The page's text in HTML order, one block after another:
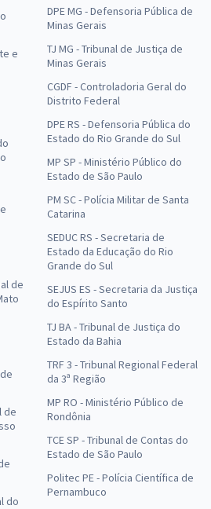
e
de
de
do
DPE MG - Defensoria Pública de
Minas Gerais
TJ MG - Tribunal de Justiça de
Minas Gerais
CGDF - Controladoria Geral do
Distrito Federal
DPE RS - Defensoria Pública do
Estado do Rio Grande do Sul
MP SP - Ministério Público do
Estado de São Paulo
PM SC - Polícia Militar de Santa
Catarina
SEDUC RS - Secretaria de
Estado da Educação do Rio
Grande do Sul
SEJUS ES - Secretaria da Justiça
do Espírito Santo
TJ BA - Tribunal de Justiça do
Estado da Bahia
TRF 3 - Tribunal Regional Federal
da 3ª Região
MP RO - Ministério Público de
Rondônia
TCE SP - Tribunal de Contas do
Estado de São Paulo
Politec PE - Polícia Científica de
Pernambuco